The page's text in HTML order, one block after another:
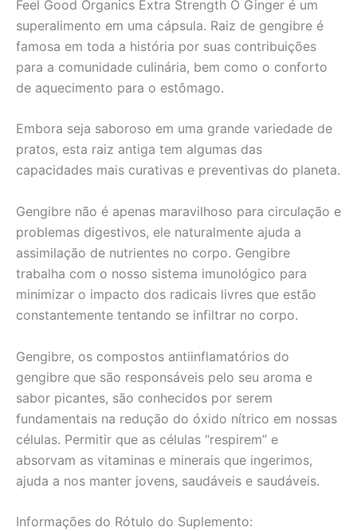
Feel Good Organics Extra Strength O Ginger é um
superalimento em uma cápsula. Raiz de gengibre é
famosa em toda a história por suas contribuições
para a comunidade culinária, bem como o conforto
de aquecimento para o estômago.
Embora seja saboroso em uma grande variedade de
pratos, esta raiz antiga tem algumas das
capacidades mais curativas e preventivas do planeta.
Gengibre não é apenas maravilhoso para circulação e
problemas digestivos, ele naturalmente ajuda a
assimilação de nutrientes no corpo. Gengibre
trabalha com o nosso sistema imunológico para
minimizar o impacto dos radicais livres que estão
constantemente tentando se infiltrar no corpo.
Gengibre, os compostos antiinflamatórios do
gengibre que são responsáveis pelo seu aroma e
sabor picantes, são conhecidos por serem
fundamentais na redução do óxido nítrico em nossas
células. Permitir que as células “respirem” e
absorvam as vitaminas e minerais que ingerimos,
ajuda a nos manter jovens, saudáveis e saudáveis.
Informações do Rótulo do Suplemento: